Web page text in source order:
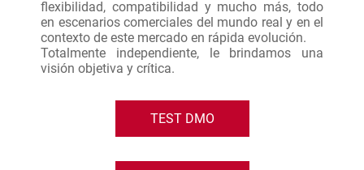
flexibilidad, compatibilidad y mucho más, todo
en escenarios comerciales del mundo real y en el
contexto de este mercado en rápida evolución.
Totalmente independiente, le brindamos una
visión objetiva y crítica.
TEST DMO